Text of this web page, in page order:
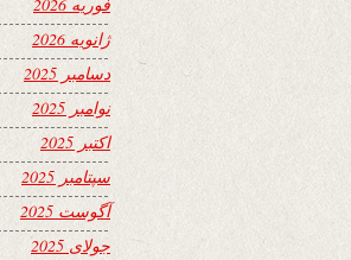
ژانویه 2026
دسامبر 2025
نوامبر 2025
اکتبر 2025
سپتامبر 2025
آگوست 2025
جولای 2025